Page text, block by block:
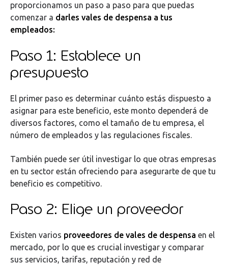
proporcionamos un paso a paso para que puedas
comenzar a darles vales de despensa a tus
empleados:
Paso 1: Establece un
presupuesto
El primer paso es determinar cuánto estás dispuesto a
asignar para este beneficio, este monto dependerá de
diversos factores, como el tamaño de tu empresa, el
número de empleados y las regulaciones fiscales.
También puede ser útil investigar lo que otras empresas
en tu sector están ofreciendo para asegurarte de que tu
beneficio es competitivo.
Paso 2: Elige un proveedor
Existen varios proveedores de vales de despensa en el
mercado, por lo que es crucial investigar y comparar
sus servicios, tarifas, reputación y red de